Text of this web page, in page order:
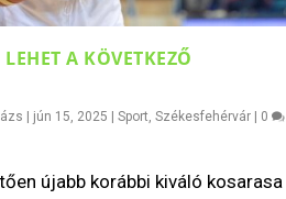
A KÖVETKEZŐ
jún 15, 2025 |Sport,Székesfehérvár 0
újabb korábbi kiváló kosarasa